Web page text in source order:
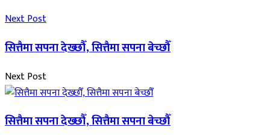
Next Post
सित्तैमा सपना देख्छौँ, सित्तैमा सपना बेच्छौँ
Next Post
सित्तैमा सपना देख्छौँ, सित्तैमा सपना बेच्छौँ